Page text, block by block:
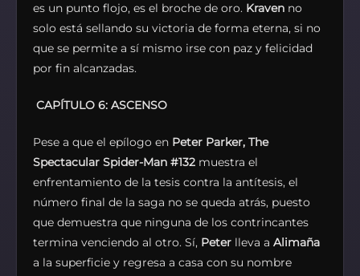
es un punto flojo, es el broche de oro. Kraven no
solo está sellando su victoria de forma eterna, si no
que se permite a sí mismo irse con paz y felicidad
por fin alcanzadas.
CAPÍTULO 6: ASCENSO
Pese a que el epílogo en Peter Parker, The
Spectacular Spider-Man #132 muestra el
enfrentamiento de la tesis contra la antítesis, el
número final de la saga no se queda atrás, puesto
que demuestra que ninguna de los contrincantes
termina venciendo al otro. Sí, Peter lleva a Alimaña
a la superficie y regresa a casa con su nombre